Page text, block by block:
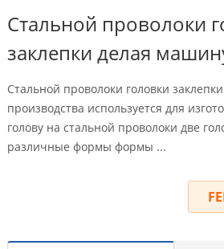
Стальной проволоки
заклепки делая
Стальной проволоки головки
производства используется для
голову на стальной проволоки две
различные формы формы ...